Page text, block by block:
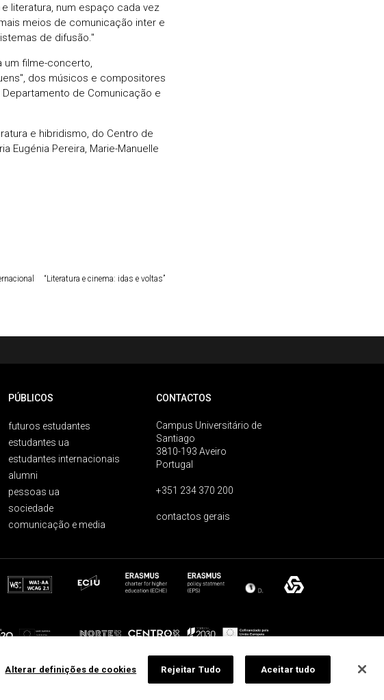
literatura, num espaço cada vez
meios de comunicação inter e
de difusão."
um filme-concerto,
dos músicos e compositores
de Comunicação e
e hibridismo, do Centro de
Eugénia Pereira, Marie-Manuelle
“Literatura e cinema: idas e voltas”
PÚBLICOS
futuros estudantes
estudantes ua
estudantes internacionais
alumni
pessoas ua
sociedade
comunicação e media
CONTACTOS
Campus Universitário de
Santiago
3810-193 Aveiro
Portugal
+351 234 370 200
contactos gerais
Alterar definições de cookies Rejeitar Tudo Aceitar tudo